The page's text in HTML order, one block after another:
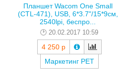
Планшет Wacom One Small
(CTL-471), USB, 6*3.7"/15*9см,
2540lpi, беспро...
20.02.2017 10:59
4 250 р
Маркетинг РЕТ